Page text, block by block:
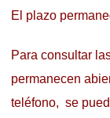
El plazo
Para consultar
permanecen
teléfono, se